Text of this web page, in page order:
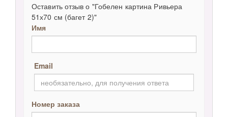
Оставить отзыв о "Гобелен картина Ривьера
51х70 см (багет 2)"
Имя
Email
Номер заказа